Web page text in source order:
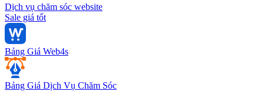
Dịch vụ chăm sóc website
Sale giá tốt
Bảng Giá Web4s
Bảng Giá Dịch Vụ Chăm Sóc